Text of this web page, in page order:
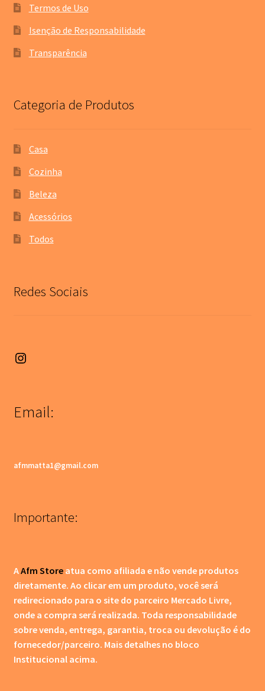
Termos de Uso
Isenção de Responsabilidade
Transparência
Categoria de Produtos
Casa
Cozinha
Beleza
Acessórios
Todos
Redes Sociais
Instagram
Email:
afmmatta1@gmail.com
Importante:
AAfm Store atua como afiliada e não vende produtos
diretamente. Ao clicar em um produto, você será
redirecionado para o site do parceiro Mercado Livre,
onde a compra será realizada. Toda responsabilidade
sobre venda, entrega, garantia, troca ou devolução é do
fornecedor/parceiro. Mais detalhes no bloco
Institucional acima.